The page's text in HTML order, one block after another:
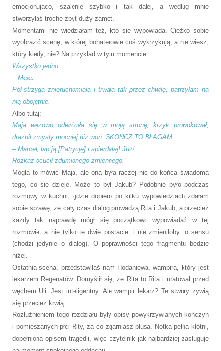
emocjonująco, szalenie szybko i tak dalej, a według mnie
stworzyłaś trochę zbyt duży zamęt.
Momentami nie wiedziałam też, kto się wypowiada. Ciężko sobie
wyobrazić scenę, w której bohaterowie coś wykrzykują, a nie wiesz,
który kiedy, nie? Na przykład w tym momencie:
Wszystko jedno.
– Maja.
Pół-strzyga znieruchomiała i trwała tak przez chwilę; patrzyłam na
nią obojętnie.
Albo tutaj:
Maja wężowo odwróciła się w moją stronę, krzyk prowokował,
drażnił zmysły mocniej niż woń. SKOŃCZ TO BŁAGAM.
– Marcel, łap ją [Patrycję] i spierdalaj! Już!
Rozkaz ocucił zdumionego zmiennego.
Mogła to mówić Maja, ale ona była raczej nie do końca świadoma
tego, co się dzieje. Może to był Jakub? Podobnie było podczas
rozmowy w kuchni, gdzie dopiero po kilku wypowiedziach zdałam
sobie sprawę, że cały czas dialog prowadzą Rita i Jakub, a przecież
każdy tak naprawdę mógł się początkowo wypowiadać w tej
rozmowie, a nie tylko te dwie postacie, i nie zmieniłoby to sensu
(chodzi jedynie o dialog). O poprawności tego fragmentu będzie
niżej.
Ostatnia scena, przedstawiłaś nam Hodaniewa, wampira, który jest
lekarzem Regenatów. Domyślił się, że Rita to Rita i uratował przed
węchem Uli. Jest inteligentny. Ale wampir lekarz? Te stwory żywią
się przecież krwią.
Rozluźnieniem tego rozdziału były opisy powykrzywianych kończyn
i pomieszanych płci Rity, za co zgarniasz plusa. Notka pełna kłótni,
dopełniona opisem tragedii, więc czytelnik jak najbardziej zasługuje